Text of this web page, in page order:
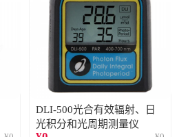
DLI-500光合有效辐射、日
光积分和光周期测量仪